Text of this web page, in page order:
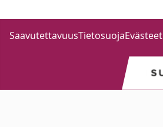
SaavutettavuusTietosuojaEvästeet